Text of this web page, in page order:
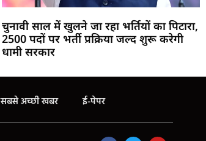
चुनावी साल में खुलने जा रहा भर्तियों का पिटारा,
2500 पदों पर भर्ती प्रक्रिया जल्द शुरू करेगी
धामी सरकार
सबसे अच्छी खबर ई-पेपर